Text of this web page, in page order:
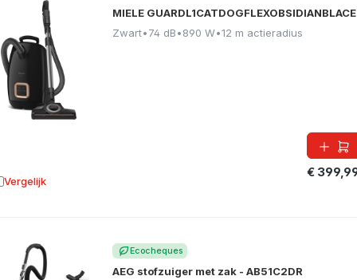
MIELE GUARDL1CATDOGFLEXOBSIDIANBLACE
Zwart•74 dB•890 W•12 m actieradius
€
Vergelijk aan vergelijking
Ecocheques
AEG stofzuiger met zak - AB51C2DR